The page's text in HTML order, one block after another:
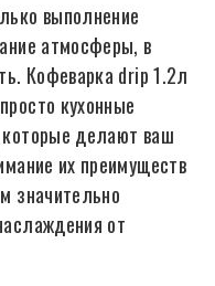
выполнение
атмосферы, в
Кофеварка drip 1.2л
кухонные
делают ваш
их преимуществ
значительно
от